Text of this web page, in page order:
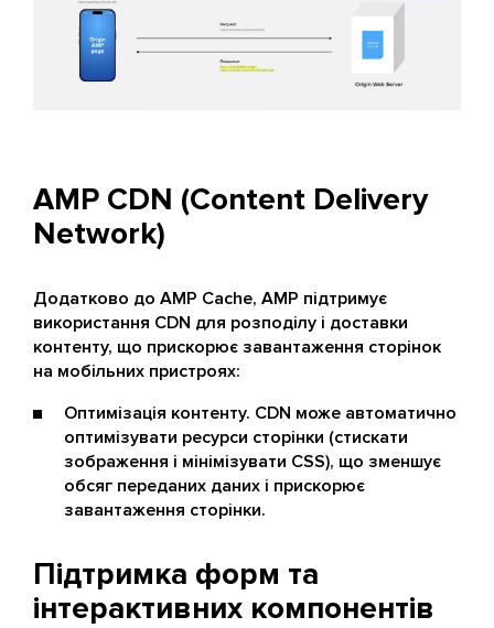
AMP CDN (Content Delivery
Network)
Додатково до AMP Cache, AMP підтримує
використання CDN для розподілу і доставки
контенту, що прискорює завантаження сторінок
на мобільних пристроях:
Оптимізація контенту. CDN може автоматично
оптимізувати ресурси сторінки (стискати
зображення і мінімізувати CSS), що зменшує
обсяг переданих даних і прискорює
завантаження сторінки.
Підтримка форм та
інтерактивних компонентів